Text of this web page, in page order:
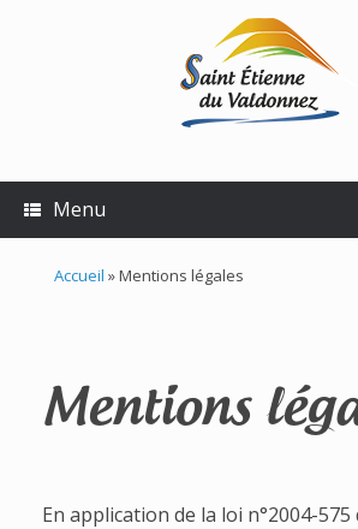
Menu
Accueil »Mentions légales
Mentions
En application de la loi n°2004-